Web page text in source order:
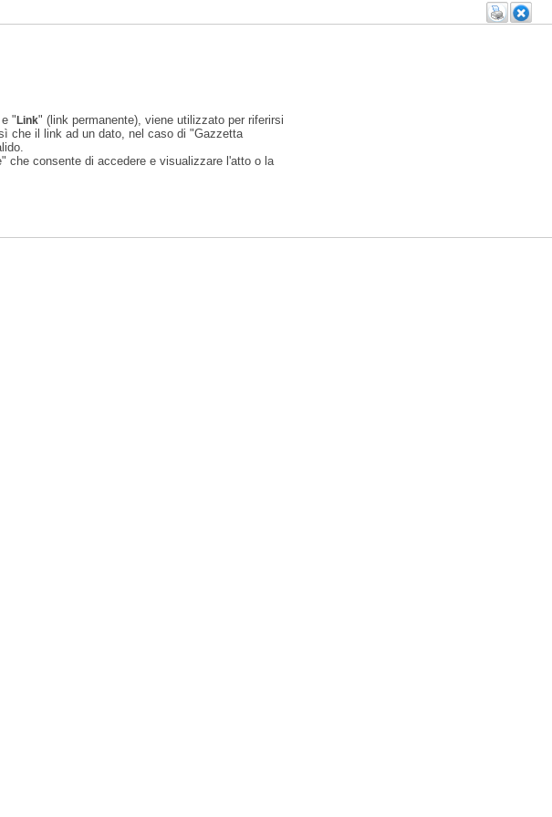
"Link" (link permanente), viene utilizzato per riferirsi
che il link ad un dato, nel caso di "Gazzetta
che consente di accedere e visualizzare l'atto o la